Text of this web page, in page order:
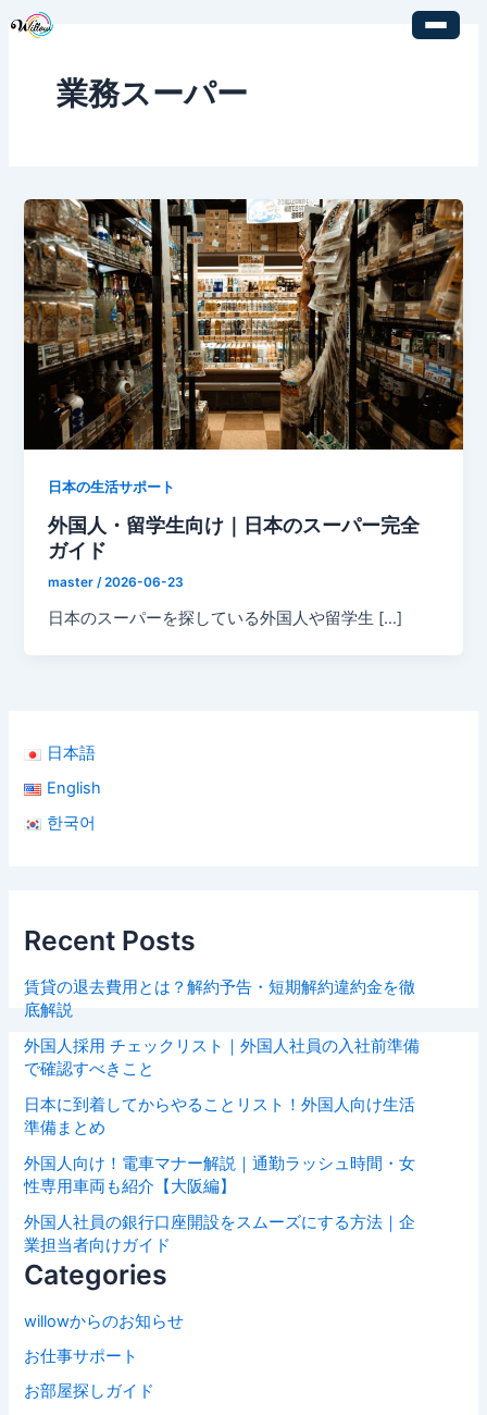
日本語
English
한국어
Recent Posts
賃貸の退去費用とは？解約予告・短期解約違約金を徹
底解説
外国人採用 チェックリスト｜外国人社員の入社前準備
で確認すべきこと
日本に到着してからやることリスト！外国人向け生活
準備まとめ
外国人向け！電車マナー解説｜通勤ラッシュ時間・女
性専用車両も紹介【大阪編】
外国人社員の銀行口座開設をスムーズにする方法｜企
業担当者向けガイド
Categories
willowからのお知らせ
お仕事サポート
お部屋探しガイド
業務スーパー
日本の生活サポート
外国人・留学生向け｜日本のスーパー完全
ガイド
master/2026-06-23
日本のスーパーを探している外国人や留学生 […]